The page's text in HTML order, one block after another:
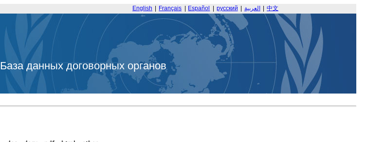
English Français Español русский العربية 中文
База данных договорных органов